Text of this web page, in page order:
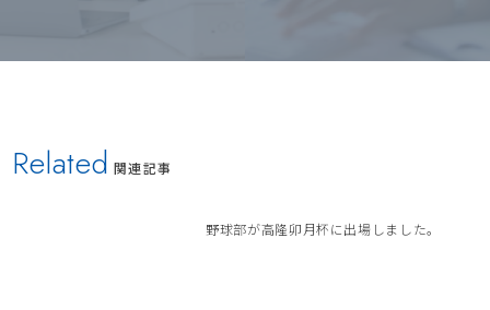
Related 関連記事
野球部が高隆卯月杯に出場しました。